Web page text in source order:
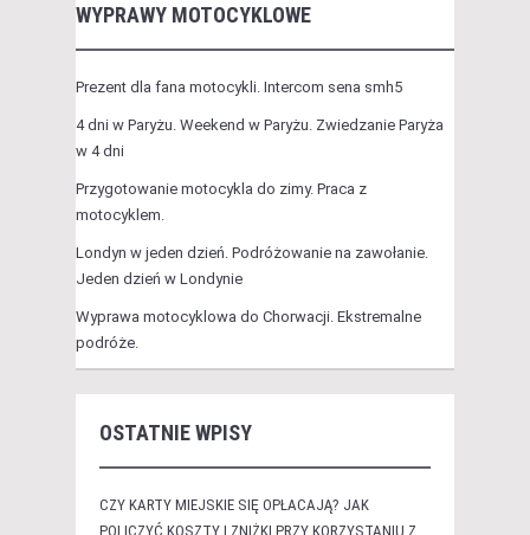
WYPRAWY MOTOCYKLOWE
Prezent dla fana motocykli. Intercom sena smh5
4 dni w Paryżu. Weekend w Paryżu. Zwiedzanie Paryża
w 4 dni
Przygotowanie motocykla do zimy. Praca z
motocyklem.
Londyn w jeden dzień. Podróżowanie na zawołanie.
Jeden dzień w Londynie
Wyprawa motocyklowa do Chorwacji. Ekstremalne
podróże.
OSTATNIE WPISY
CZY KARTY MIEJSKIE SIĘ OPŁACAJĄ? JAK
POLICZYĆ KOSZTY I ZNIŻKI PRZY KORZYSTANIU Z